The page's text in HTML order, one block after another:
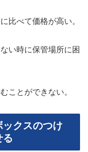
比べて価格が高い。
い時に保管場所に困
ことができない。
クスのつけ
る